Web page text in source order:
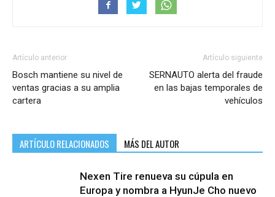
Artículo anterior
Bosch mantiene su nivel de
ventas gracias a su amplia
cartera
Artículo siguiente
SERNAUTO alerta del fraude
en las bajas temporales de
vehículos
ARTÍCULO RELACIONADOS MÁS DEL AUTOR
Nexen Tire renueva su cúpula en
Europa y nombra a HyunJe Cho nuevo